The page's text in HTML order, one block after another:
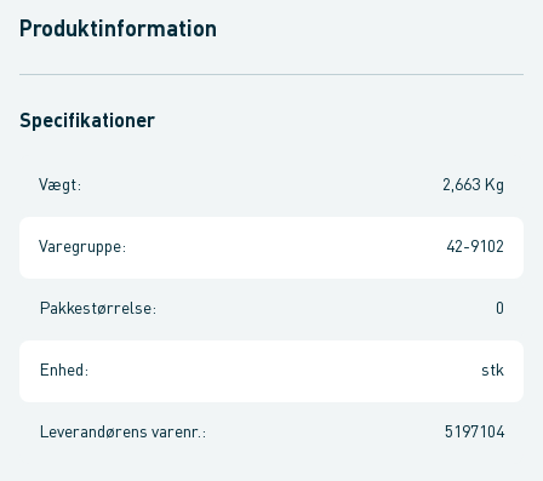
Produktinformation
Specifikationer
Vægt: 2,663 Kg
Varegruppe: 42-9102
Pakkestørrelse: 0
Enhed : stk
Leverandørens varenr. : 5197104